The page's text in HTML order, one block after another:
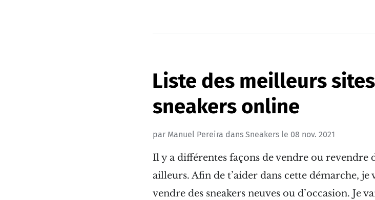
Liste des meilleurs
sneakers online
par Manuel Pereira dansSneakers le 08 nov. 2021
Il y a différentes façons de vendre ou revendre
ailleurs. Afin de t’aider dans cette démarche,
vendre des sneakers neuves ou d’occasion. Je